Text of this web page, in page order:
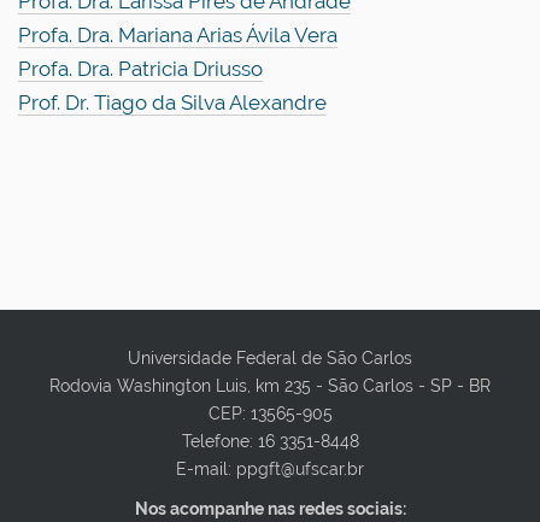
Profa. Dra. Mariana Arias Ávila Vera
Profa. Dra. Patricia Driusso
Prof. Dr. Tiago da Silva Alexandre
Universidade Federal de São Carlos
Rodovia Washington Luis, km 235 - São Carlos - SP - BR
CEP: 13565-905
Telefone: 16 3351-8448
E-mail: ppgft@ufscar.br
Nos acompanhe nas redes sociais: